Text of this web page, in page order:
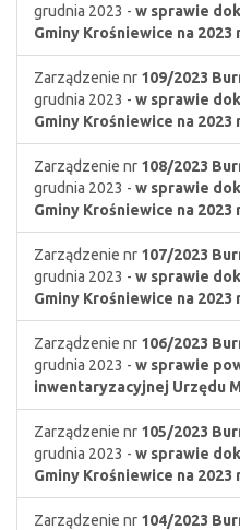
grudnia 2023 - w sprawie
Gminy Krośniewice na 2023
Zarządzenie nr 109/2023
grudnia 2023 - w sprawie
Gminy Krośniewice na 2023
Zarządzenie nr 108/2023
grudnia 2023 - w sprawie
Gminy Krośniewice na 2023
Zarządzenie nr 107/2023
grudnia 2023 - w sprawie
Gminy Krośniewice na 2023
Zarządzenie nr 106/2023
grudnia 2023 - w sprawie
inwentaryzacyjnej Urzędu
Zarządzenie nr 105/2023
grudnia 2023 - w sprawie
Gminy Krośniewice na 2023
Zarządzenie nr 104/2023